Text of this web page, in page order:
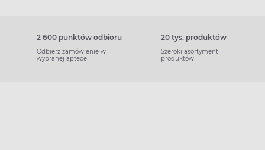
2 600 punktów odbioru
Odbierz zamówienie w
wybranej aptece
20 tys. produktów
Szeroki asortyment
produktów